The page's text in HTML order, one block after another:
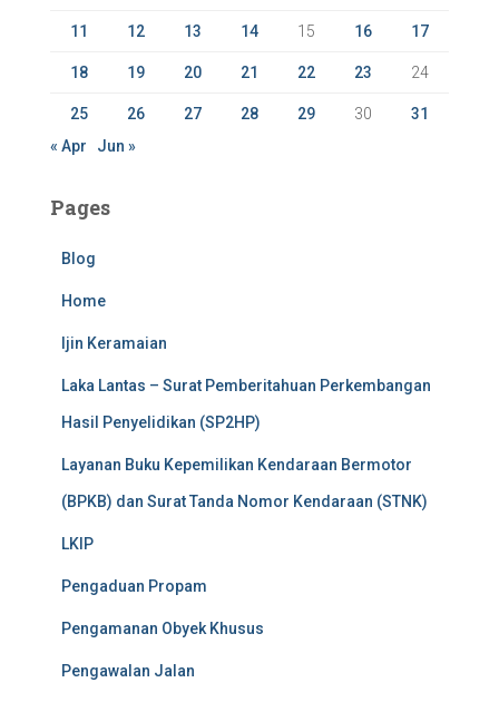
11 12 13 14 15 16 17
18 19 20 21 22 23 24
25 26 27 28 29 30
31
« Apr
Jun »
Pages
Blog
Home
Ijin Keramaian
Laka Lantas – Surat Pemberitahuan Perkembangan
Hasil Penyelidikan (SP2HP)
Layanan Buku Kepemilikan Kendaraan Bermotor
(BPKB) dan Surat Tanda Nomor Kendaraan (STNK)
LKIP
Pengaduan Propam
Pengamanan Obyek Khusus
Pengawalan Jalan